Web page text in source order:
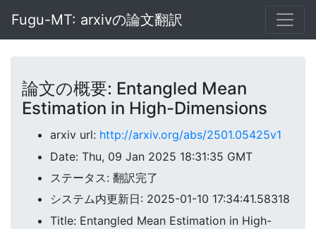
Fugu-MT: arxivの論文翻訳
論文の概要: Entangled Mean
Estimation in High-Dimensions
arxiv url: http://arxiv.org/abs/2501.05425v1
Date: Thu, 09 Jan 2025 18:31:35 GMT
ステータス: 翻訳完了
システム内更新日: 2025-01-10 17:34:41.58318
Title: Entangled Mean Estimation in High-